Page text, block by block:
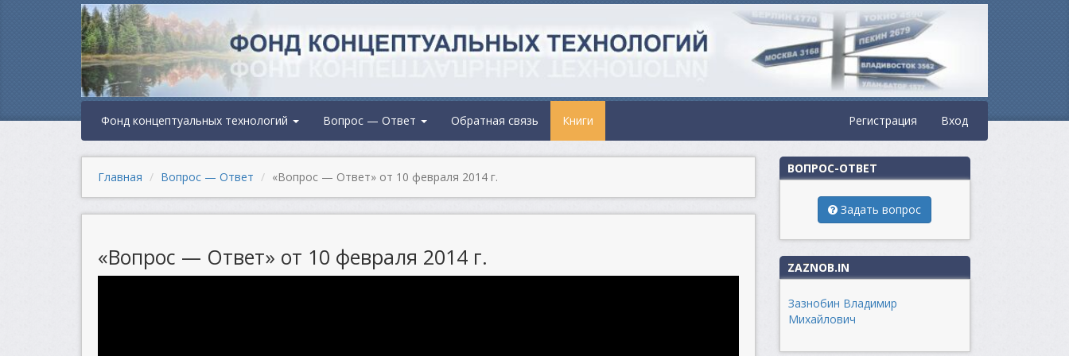
Фонд концептуальных технологий Вопрос — Ответ Обратная связь Книги Регистрация Вход
Главная Вопрос — Ответ «Вопрос — Ответ» от 10 февраля 2014 г.
«Вопрос — Ответ» от 10 февраля 2014 г.
ВОПРОС-ОТВЕТ
Задать вопрос
ZAZNOB.IN
Зазнобин Владимир
Михайлович